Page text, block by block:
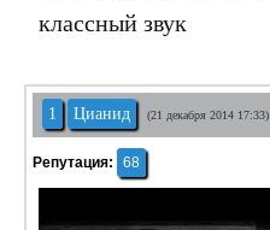
классный звук
1 Цианид (21 декабря 2014 17:33)
Репутация: 68